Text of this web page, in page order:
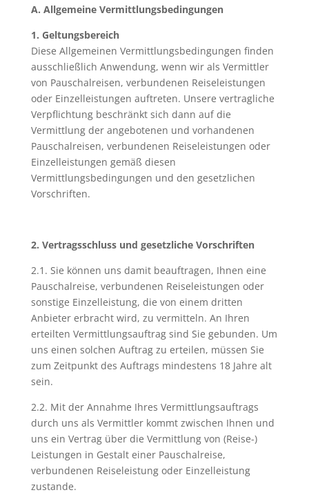
A. Allgemeine Vermittlungsbedingungen
1. Geltungsbereich
Diese Allgemeinen Vermittlungsbedingungen finden
ausschließlich Anwendung, wenn wir als Vermittler
von Pauschalreisen, verbundenen Reiseleistungen
oder Einzelleistungen auftreten. Unsere vertragliche
Verpflichtung beschränkt sich dann auf die
Vermittlung der angebotenen und vorhandenen
Pauschalreisen, verbundenen Reiseleistungen oder
Einzelleistungen gemäß diesen
Vermittlungsbedingungen und den gesetzlichen
Vorschriften.
2. Vertragsschluss und gesetzliche Vorschriften
2.1. Sie können uns damit beauftragen, Ihnen eine
Pauschalreise, verbundenen Reiseleistungen oder
sonstige Einzelleistung, die von einem dritten
Anbieter erbracht wird, zu vermitteln. An Ihren
erteilten Vermittlungsauftrag sind Sie gebunden. Um
uns einen solchen Auftrag zu erteilen, müssen Sie
zum Zeitpunkt des Auftrags mindestens 18 Jahre alt
sein.
2.2. Mit der Annahme Ihres Vermittlungsauftrags
durch uns als Vermittler kommt zwischen Ihnen und
uns ein Vertrag über die Vermittlung von (Reise-)
Leistungen in Gestalt einer Pauschalreise,
verbundenen Reiseleistung oder Einzelleistung
zustande.